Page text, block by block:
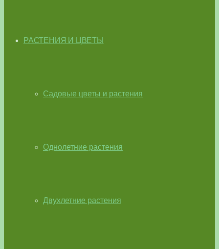
РАСТЕНИЯ И ЦВЕТЫ
Садовые цветы и растения
Однолетние растения
Двухлетние растения